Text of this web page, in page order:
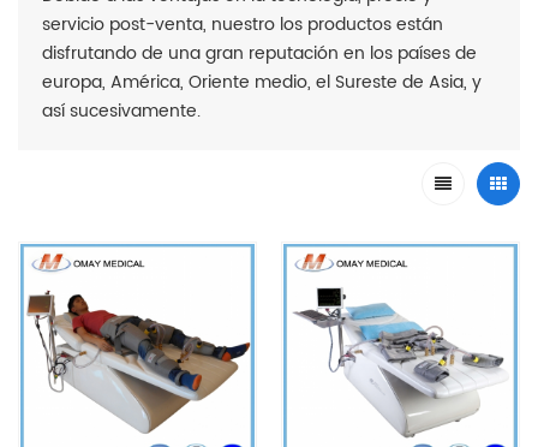
servicio post-venta, nuestro los productos están
disfrutando de una gran reputación en los países de
europa, América, Oriente medio, el Sureste de Asia, y
así sucesivamente.